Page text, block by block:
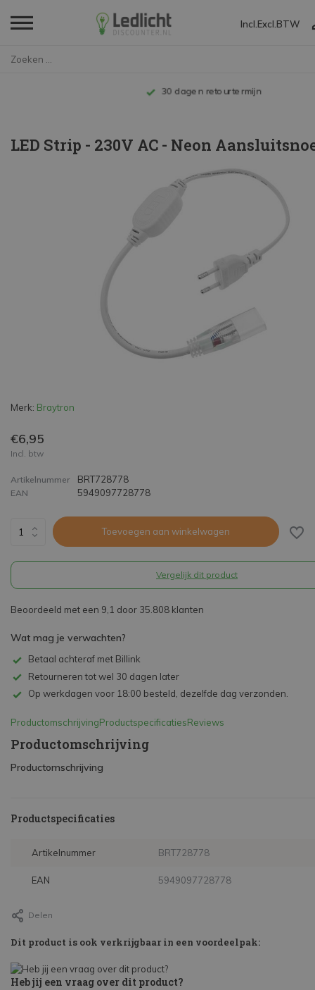
Incl. Excl. BTW
Tot 10 jaar garantie
LED Strip - 230V AC - Neon
Merk: Braytron
€6,95
Incl. btw
Artikelnummer BRT728778
EAN 5949097728778
Toevoegen aan winkelwagen
Vergelijk dit product
Beoordeeld met een 9,1 door 35.808 klanten
Wat mag je verwachten?
Betaal achteraf met Billink
Retourneren tot wel 30 dagen later
Op werkdagen voor 18:00 besteld, dezelfde dag verzonden.
ProductomschrijvingProductspecificatiesReviews
Productomschrijving
Productomschrijving
Productspecificaties
Artikelnummer BRT728778
EAN 5949097728778
Delen
Dit product is ook verkrijgbaar in een voordeelpak:
Heb jij een vraag over dit product?